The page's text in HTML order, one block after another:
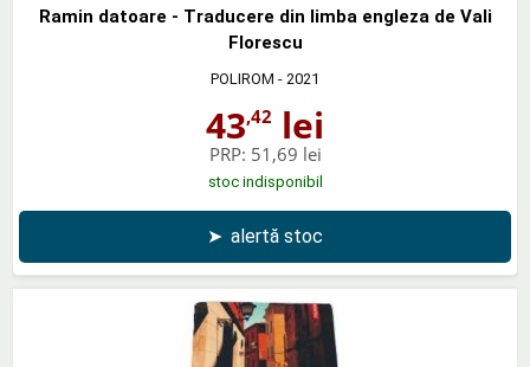
Ramin datoare - Traducere din limba engleza de Vali
Florescu
POLIROM - 2021
43,42 lei
PRP: 51,69 lei
stoc indisponibil
➤ alertă stoc